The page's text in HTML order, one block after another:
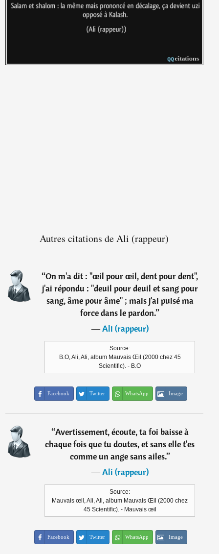
Autres citations de Ali (rappeur)
“On m'a dit : "œil pour œil, dent pour dent",
j'ai répondu : "deuil pour deuil et sang pour
sang, âme pour âme" ; mais j'ai puisé ma
force dans le pardon.”
―Ali (rappeur)
Source:
B.O, Ali, Ali, album Mauvais Œil (2000 chez 45
Scientific). - B.O
Facebook Twitter WhatsApp Image
“Avertissement, écoute, ta foi baisse à
chaque fois que tu doutes, et sans elle t'es
comme un ange sans ailes.”
―Ali (rappeur)
Source:
Mauvais œil, Ali, Ali, album Mauvais Œil (2000 chez
45 Scientific). - Mauvais œil
Facebook Twitter WhatsApp Image